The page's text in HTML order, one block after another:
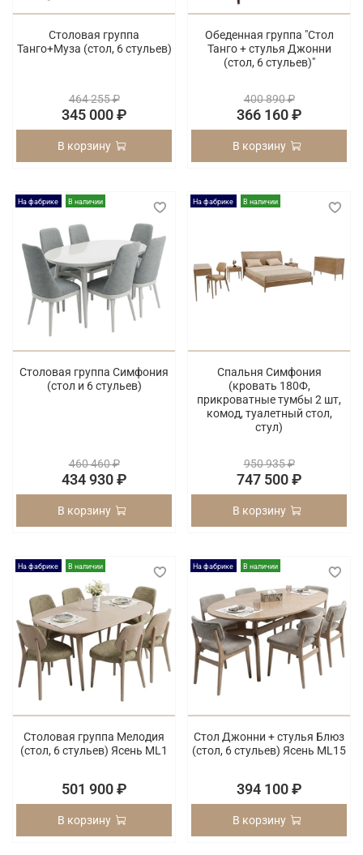
Столовая группа
Танго+Муза (cтол, 6 стульев)
464 255 ₽
345 000 ₽
В корзину
Обеденная группа "Стол
Танго + стулья Джонни
(cтол, 6 стульев)"
400 890 ₽
366 160 ₽
В корзину
На фабрике В наличии
Столовая группа Симфония
(стол и 6 стульев)
460 460 ₽
434 930 ₽
В корзину
На фабрике В наличии
Спальня Симфония
(кровать 180Ф,
прикроватные тумбы 2 шт,
комод, туалетный стол,
стул)
950 935 ₽
747 500 ₽
В корзину
На фабрике В наличии
Столовая группа Мелодия
(cтол, 6 стульев) Ясень ML1
501 900 ₽
В корзину
На фабрике В наличии
Стол Джонни + стулья Блюз
(cтол, 6 стульев) Ясень ML15
394 100 ₽
В корзину